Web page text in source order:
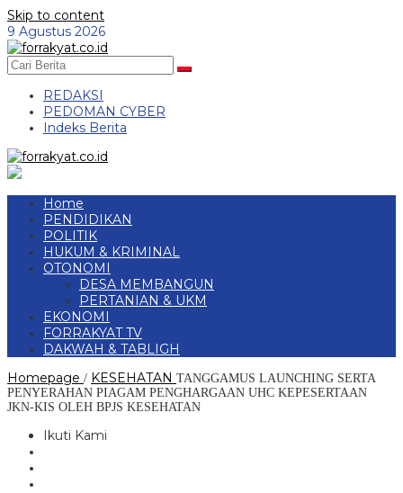
Skip to content
9 Agustus 2026
REDAKSI
PEDOMAN CYBER
Indeks Berita
Home
PENDIDIKAN
POLITIK
HUKUM & KRIMINAL
OTONOMI
DESA MEMBANGUN
PERTANIAN & UKM
EKONOMI
FORRAKYAT TV
DAKWAH & TABLIGH
Homepage / KESEHATAN TANGGAMUS LAUNCHING SERTA
PENYERAHAN PIAGAM PENGHARGAAN UHC KEPESERTAAN
JKN-KIS OLEH BPJS KESEHATAN
Ikuti Kami